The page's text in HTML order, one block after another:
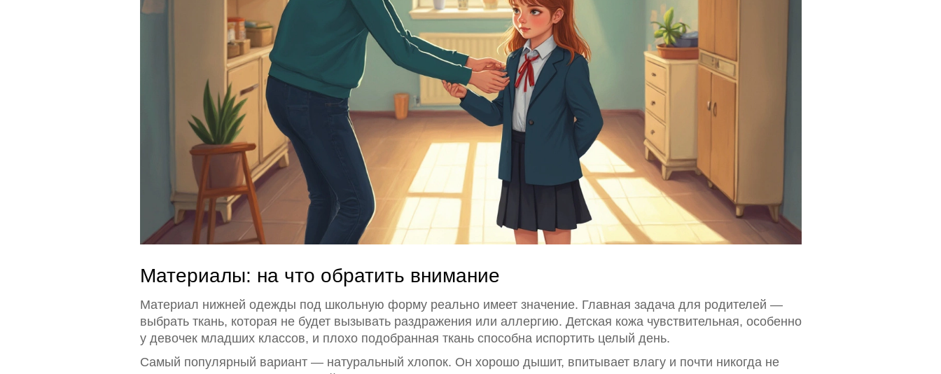
Материалы: на что обратить внимание
Материал нижней одежды под школьную форму реально имеет значение. Главная задача для родителей —
выбрать ткань, которая не будет вызывать раздражения или аллергию. Детская кожа чувствительная, особенно
у девочек младших классов, и плохо подобранная ткань способна испортить целый день.
Самый популярный вариант — натуральный хлопок. Он хорошо дышит, впитывает влагу и почти никогда не